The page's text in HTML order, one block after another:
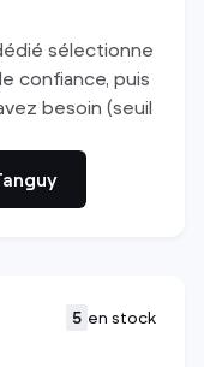
sélectionne
confiance, puis
besoin (seuil
5 en stock